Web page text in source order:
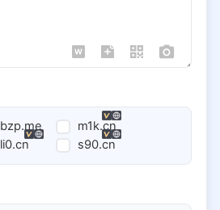
bzp.me
m1k.cn
li0.cn s90.cn